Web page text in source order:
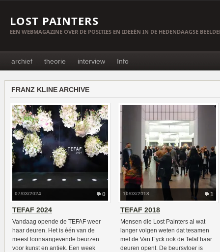
LOST PAINTERS
EEN WEBMAGAZINE OVER DE POSITIES EN IDEEËN IN DE HEDENDAAGSE
archief theorie interview Info
FRANZ KLINE ARCHIVE
0
07/03/2024
TEFAF 2024
Vandaag opende de TEFAF weer
haar deuren. Het is één van de
meest toonaangevende beurzen
voor kunst en antiek. Een week
1
10/03/2018
TEFAF 2018
Mensen die Lost Painters al wat
langer volgen weten dat tesamen
met de Van Eyck ook de Tefaf haar
deuren opent. De beursvloer is